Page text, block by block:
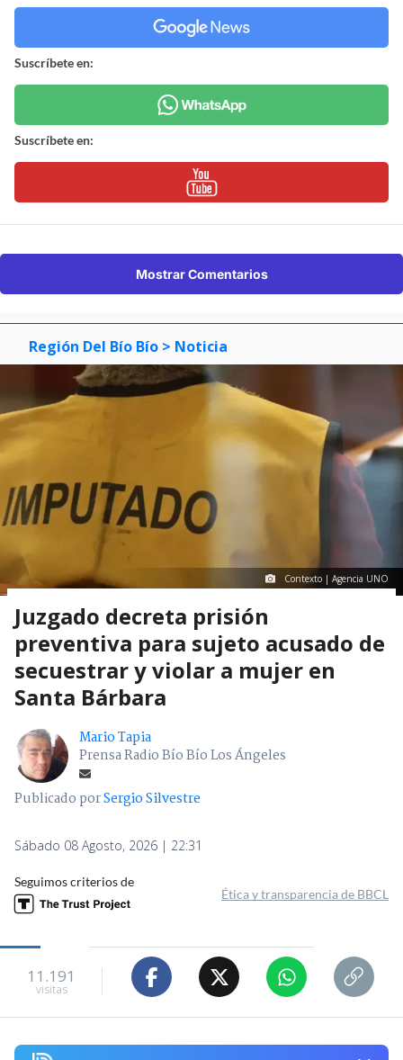
Suscríbete en:
Suscríbete en:
Mostrar Comentarios
Región Del Bío Bío > Noticia
Contexto | Agencia UNO
Juzgado decreta prisión
preventiva para sujeto acusado de
secuestrar y violar a mujer en
Santa Bárbara
Mario Tapia
Prensa Radio Bío Bío Los Ángeles
Publicado porSergio Silvestre
Sábado 08 Agosto, 2026 | 22:31
Seguimos criterios de
Ética y transparencia de BBCL
11.191
visitas